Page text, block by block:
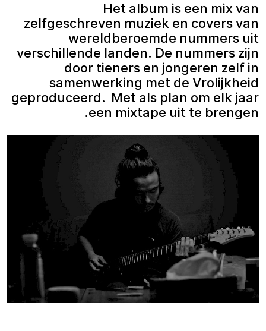
Het album is een mix van
zelfgeschreven muziek en covers van
wereldberoemde nummers uit
verschillende landen. De nummers zijn
door tieners en jongeren zelf in
samenwerking met de Vrolijkheid
geproduceerd. Met als plan om elk jaar
een mixtape uit te brengen.